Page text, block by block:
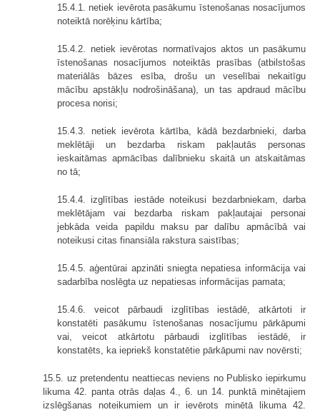
15.4.1. netiek ievērota pasākumu īstenošanas nosacījumos
noteiktā norēķinu kārtība;
15.4.2. netiek ievērotas normatīvajos aktos un pasākumu
īstenošanas nosacījumos noteiktās prasības (atbilstošas
materiālās bāzes esība, drošu un veselībai nekaitīgu
mācību apstākļu nodrošināšana), un tas apdraud mācību
procesa norisi;
15.4.3. netiek ievērota kārtība, kādā bezdarbnieki, darba
meklētāji un bezdarba riskam pakļautās personas
ieskaitāmas apmācības dalībnieku skaitā un atskaitāmas
no tā;
15.4.4. izglītības iestāde noteikusi bezdarbniekam, darba
meklētājam vai bezdarba riskam pakļautajai personai
jebkāda veida papildu maksu par dalību apmācībā vai
noteikusi citas finansiāla rakstura saistības;
15.4.5. aģentūrai apzināti sniegta nepatiesa informācija vai
sadarbība noslēgta uz nepatiesas informācijas pamata;
15.4.6. veicot pārbaudi izglītības iestādē, atkārtoti ir
konstatēti pasākumu īstenošanas nosacījumu pārkāpumi
vai, veicot atkārtotu pārbaudi izglītības iestādē, ir
konstatēts, ka iepriekš konstatētie pārkāpumi nav novērsti;
15.5. uz pretendentu neattiecas neviens no Publisko iepirkumu
likuma 42. panta otrās daļas 4., 6. un 14. punktā minētajiem
izslēgšanas noteikumiem un ir ievērots minētā likuma 42.